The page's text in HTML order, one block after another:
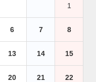
1
6 7 8
13 14 15
20 21 22